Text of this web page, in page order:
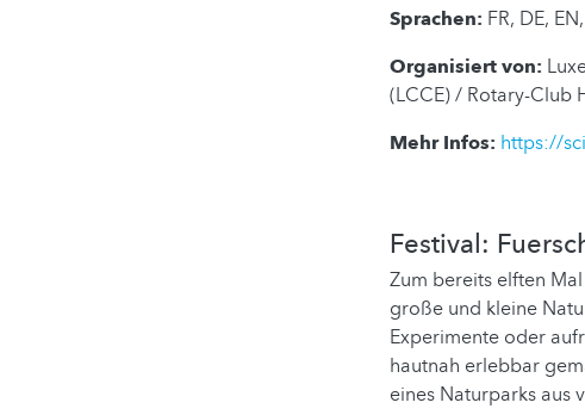
Sprachen: FR, DE,
Organisiert von:
(LCCE) / Rotary-Club
Mehr Infos: https://
Festival:
Zum bereits elften
große und kleine
Experimente oder
hautnah erlebbar
eines Naturparks aus